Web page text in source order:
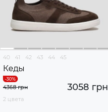
40 41 42 43 44 45
Кеды
3058 грн
4368 грн
2 цвета